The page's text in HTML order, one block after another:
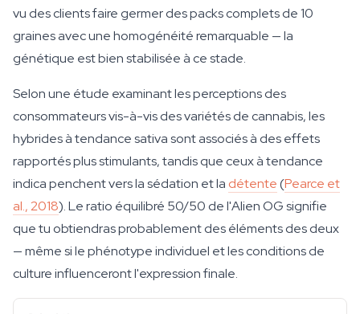
vu des clients faire germer des packs complets de 10
graines avec une homogénéité remarquable — la
génétique est bien stabilisée à ce stade.
Selon une étude examinant les perceptions des
consommateurs vis-à-vis des variétés de cannabis, les
hybrides à tendance sativa sont associés à des effets
rapportés plus stimulants, tandis que ceux à tendance
indica penchent vers la sédation et la détente(Pearce et
al., 2018). Le ratio équilibré 50/50 de l'Alien OG signifie
que tu obtiendras probablement des éléments des deux
— même si le phénotype individuel et les conditions de
culture influenceront l'expression finale.